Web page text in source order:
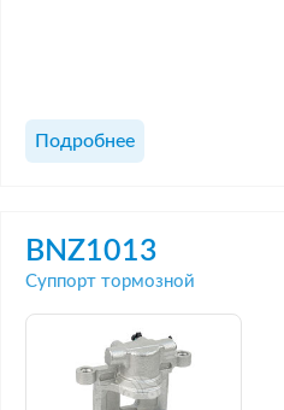
Подробнее
BNZ1013
Суппорт тормозной